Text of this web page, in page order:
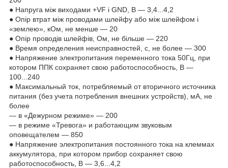
● Напруга між виходами +VF і GND, В ― 3,4...4,2
● Опір втрат між проводами шлейфу або між шлейфом і
«землею», кОм, не менше ― 20
● Опір проводів шлейфів, Ом, не більше ― 220
● Время определения неисправностей, с, не более ― 300
● Напряжение электропитания переменного тока 50Гц, при
котором ППК сохраняет свою работоспособность, В ―
100...240
● Максимальный ток, потребляемый от вторичного источника
питания (без учета потребления внешних устройств), мА, не
более
― в «Дежурном режиме» ― 200
― в режиме «Тревога» и работающим звуковым
оповещателем ― 850
● Напряжение электропитания постоянного тока на клеммах
аккумулятора, при котором прибор сохраняет свою
работоспособность, В ― 3,6...4,2